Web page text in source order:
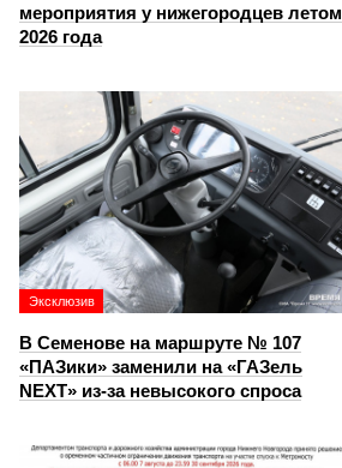
мероприятия у нижегородцев летом
2026 года
Эксклюзив
В Семенове на маршруте № 107
«ПАЗики» заменили на «ГАЗель
NEXT» из‑за невысокого спроса